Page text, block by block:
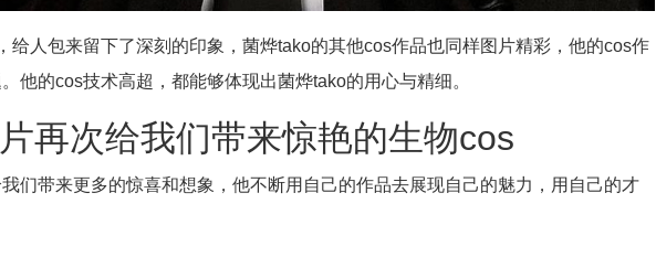
给人包来留下了深刻的印象，菌烨tako的其他cos作品也同样图片精彩，他的cos作
他的cos技术高超，都能够体现出菌烨tako的用心与精细。
再次给我们带来惊艳的生物cos
们带来更多的惊喜和想象，他不断用自己的作品去展现自己的魅力，用自己的才